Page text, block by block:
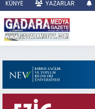
KÜNYE YAZARLAR